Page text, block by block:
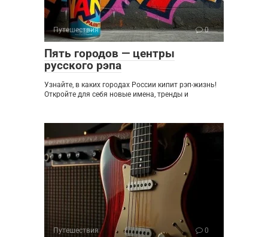
Путешествия 0
Пять городов — центры
русского рэпа
Узнайте, в каких городах России кипит рэп-жизнь!
Откройте для себя новые имена, тренды и
Путешествия 0